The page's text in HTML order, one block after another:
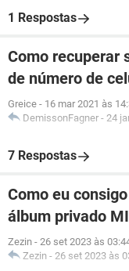
1 Respostas
Como recuperar
de número de
Greice - 16 mar 2021 às
DemissonFagner - 24
7 Respostas
Como eu
álbum privado MI
Zezin - 26 set 2023 às
Zezin - 26 set 2023 às